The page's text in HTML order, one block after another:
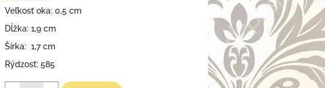
Veľkosť oka: 0,5 cm
Dĺžka: 1,9 cm
Šírka: 1,7 cm
Rýdzosť: 585